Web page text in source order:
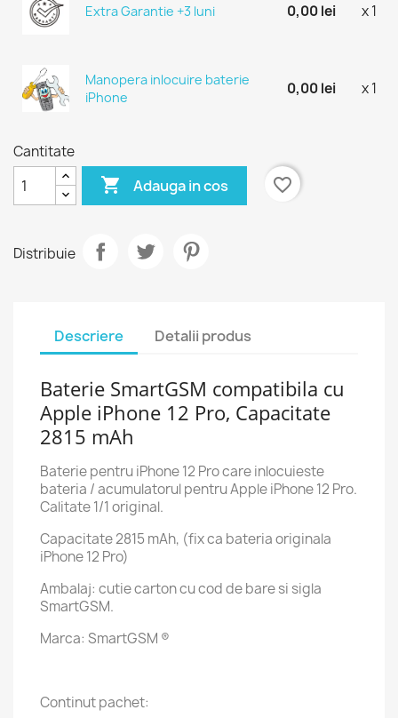
Extra Garantie +3 luni 0,00 lei x 1
Manopera inlocuire baterie
iPhone
0,00 lei x 1
Cantitate
 Adauga in cos favorite_border
Distribuie
Descriere Detalii produs
Baterie SmartGSM compatibila cu
Apple iPhone 12 Pro, Capacitate
2815 mAh
Baterie pentru iPhone 12 Pro care inlocuieste
bateria / acumulatorul pentru Apple iPhone 12 Pro.
Calitate 1/1 original.
Capacitate 2815 mAh, (fix ca bateria originala
iPhone 12 Pro)
Ambalaj: cutie carton cu cod de bare si sigla
SmartGSM.
Marca: SmartGSM ®
Continut pachet: